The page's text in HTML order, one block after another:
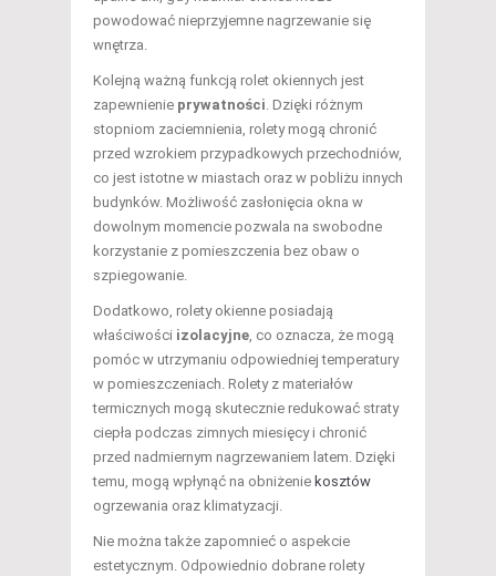
powodować nieprzyjemne nagrzewanie się
wnętrza.
Kolejną ważną funkcją rolet okiennych jest
zapewnienie prywatności. Dzięki różnym
stopniom zaciemnienia, rolety mogą chronić
przed wzrokiem przypadkowych przechodniów,
co jest istotne w miastach oraz w pobliżu innych
budynków. Możliwość zasłonięcia okna w
dowolnym momencie pozwala na swobodne
korzystanie z pomieszczenia bez obaw o
szpiegowanie.
Dodatkowo, rolety okienne posiadają
właściwości izolacyjne, co oznacza, że mogą
pomóc w utrzymaniu odpowiedniej temperatury
w pomieszczeniach. Rolety z materiałów
termicznych mogą skutecznie redukować straty
ciepła podczas zimnych miesięcy i chronić
przed nadmiernym nagrzewaniem latem. Dzięki
temu, mogą wpłynąć na obniżenie kosztów
ogrzewania oraz klimatyzacji.
Nie można także zapomnieć o aspekcie
estetycznym. Odpowiednio dobrane rolety